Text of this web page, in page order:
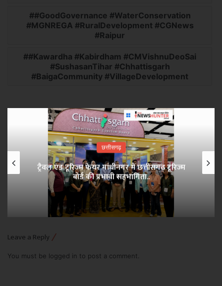
#GoodGovernance #WaterConservation
#MGNREGA #RuralDevelopment #CGNews
#Raipur
#Kawardha #Kabirdham #CMVishnuDeoSai
#SushasanTihar #Chhattisgarh
#BaigaCommunity #VillageDevelopment
छत्तीसगढ़
ट्रैवल एंड टूरिज्म फेयर गांधीनगर में छत्तीसगढ़ टूरिज्म
बोर्ड की प्रभावी सहभागिता..
Leave a Reply
You must be logged in to post a comment.